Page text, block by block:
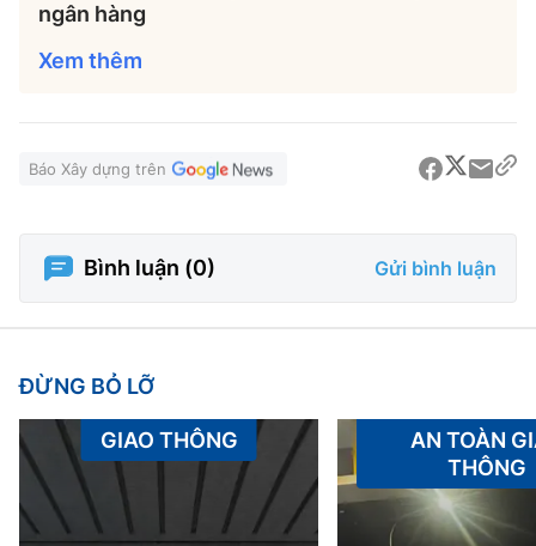
ngân hàng
Xem thêm
Báo Xây dựng trên
Bình luận (0) Gửi bình luận
ĐỪNG BỎ LỠ
GIAO THÔNG
AN TOÀN
THÔNG